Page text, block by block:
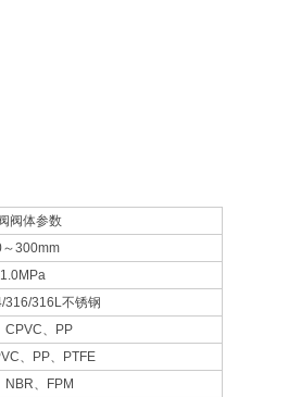
阀体参数
～300mm
316/316L不锈钢
CPVC、PP
、PP、PTFE
NBR、FPM